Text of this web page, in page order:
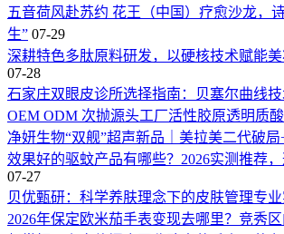
五音荷风赴苏约 花王（中国）疗愈沙龙，
生” 07-29
深耕特色多肽原料研发，以硬核技术赋能
07-28
石家庄双眼皮诊所选择指南：贝塞尔曲线
OEM ODM 次抛源头工厂活性胶原透明质
净妍生物“双舰”超声新品｜美拉美二代破局
效果好的驱蚊产品有哪些？2026实测推荐
07-27
贝优甄研：科学养肤理念下的皮肤管理专
2026年保定欧米茄手表变现去哪里？竞秀